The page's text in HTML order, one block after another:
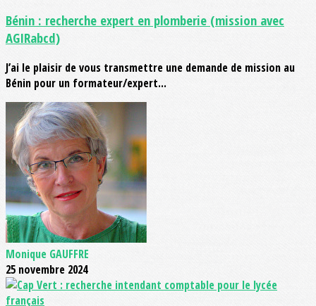
Bénin : recherche expert en plomberie (mission avec
AGIRabcd)
J’ai le plaisir de vous transmettre une demande de mission au
Bénin pour un formateur/expert...
Monique GAUFFRE
25 novembre 2024